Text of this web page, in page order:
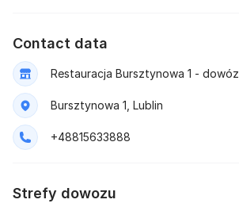
Contact data
Restauracja Bursztynowa 1 - dowóz
Bursztynowa 1, Lublin
+48815633888
Strefy dowozu